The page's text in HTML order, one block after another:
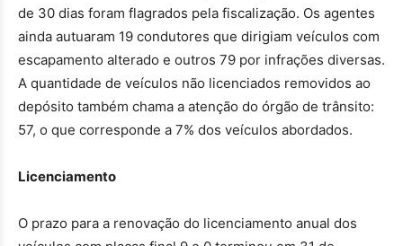
de 30 dias foram flagrados pela fiscalização. Os agentes
ainda autuaram 19 condutores que dirigiam veículos com
escapamento alterado e outros 79 por infrações diversas.
A quantidade de veículos não licenciados removidos ao
depósito também chama a atenção do órgão de trânsito:
57, o que corresponde a 7% dos veículos abordados.
Licenciamento
O prazo para a renovação do licenciamento anual dos